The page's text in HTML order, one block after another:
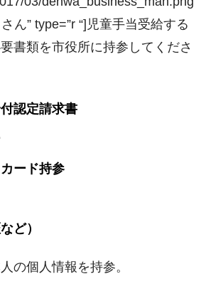
ん” type=”r “]児童手当受給する
書類を市役所に持参してくださ
認定請求書
ード持参
ど）
の個人情報を持参。